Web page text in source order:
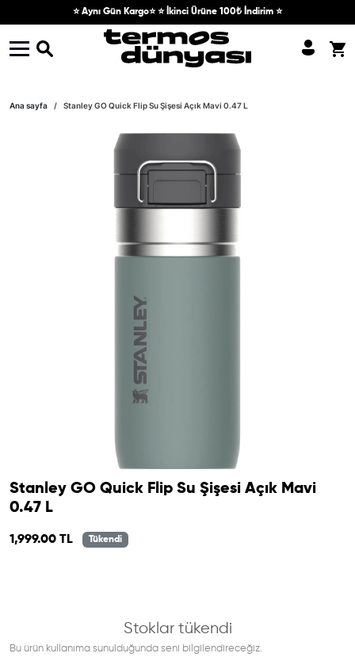
Skip to content⭐ Aynı Gün Kargo⭐ ⭐ İkinci Ürüne 100₺ İndirim ⭐
Ana sayfa Stanley GO Quick Flip Su Şişesi Açık Mavi 0.47 L
Stanley GO Quick Flip Su Şişesi Açık Mavi
0.47 L
1,999.00 TL Tükendi
Stoklar tükendi
Bu ürün kullanıma sunulduğunda seni bilgilendireceğiz.